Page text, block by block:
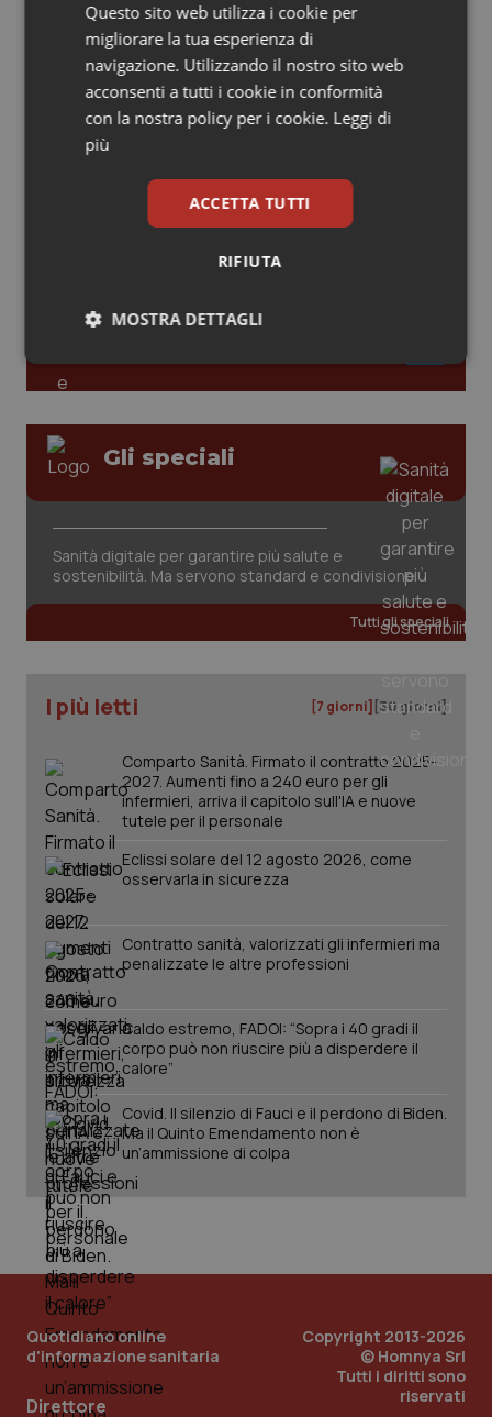
Provincia Autonoma di Bolzano
Provincia Autonoma di Trento
Puglia
Toscana
Umbria
Valle D’Aosta
Infezioni & Febbre
Ipertensione & Scompenso
Malattie rare
Malattia di Crohn & Rettocolite Ulcerosa
Neuroscienze & patologie neurodegenerative
Obesità
Oftalmologia
Oncodermatologia
Oncologia & Nutrizione
Psoriasi & pelle
Quotidiano Chirurgia
Quotidiano Oncologia
Quotidiano Pediatria
Rene & patologie urogenitali
Salute orale & impianti
Sangue & coagulazione
Tiroide
Tumore al seno
Tumore ovarico
Tumori del Polmone & Testa Collo
Tumori gastrointestinali
Ulcera & Reflusso
Vaccini
Leadership Medica 2026: guidare team
clinici ad alte prestazioni
AI e telemedicina nello studio
odontoiatrico: applicazioni concrete e
uso protetto
Gli speciali
Sanità digitale per garantire più salute e
sostenibilità. Ma servono standard e condivisione
Tutti gli speciali
I più letti [7 giorni] [30 giorni]
Comparto Sanità. Firmato il contratto 2025-
2027. Aumenti fino a 240 euro per gli
infermieri, arriva il capitolo sull'IA e nuove
tutele per il personale
Eclissi solare del 12 agosto 2026, come
osservarla in sicurezza
Contratto sanità, valorizzati gli infermieri ma
penalizzate le altre professioni
Caldo estremo, FADOI: “Sopra i 40 gradi il
corpo può non riuscire più a disperdere il
calore”
Covid. Il silenzio di Fauci e il perdono di Biden.
Ma il Quinto Emendamento non è
un’ammissione di colpa
Quotidiano online
d'informazione sanitaria
Direttore
Copyright 2013-2026
© Homnya Srl
Tutti i diritti sono
riservati
Questo sito web utilizza i cookie per
migliorare la tua esperienza di
navigazione. Utilizzando il nostro sito web
acconsenti a tutti i cookie in conformità
con la nostra policy per i cookie. Leggi di
più
ACCETTA TUTTI
RIFIUTA
MOSTRA DETTAGLI
Necessari Statistici Marketing
I cookie necessari contribuiscono a rendere fruibile il
sito web abilitandone funzionalità di base quali la
protette del sito. Il sito web non è in grado di
funzionare correttamente senza questi cookie.
VISITOR_PRIVACY_METADATA
YouTube
.youtube.com
CookieScriptConsent
CookieScript
tracking-sites-ironfish-
tracking-enable
www.quotidianosanita.it
2